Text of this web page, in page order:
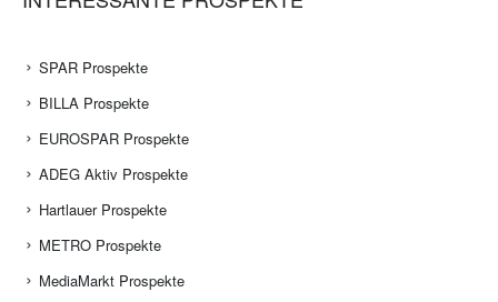
SPAR Prospekte
BILLA Prospekte
EUROSPAR Prospekte
ADEG Aktiv Prospekte
Hartlauer Prospekte
METRO Prospekte
MediaMarkt Prospekte